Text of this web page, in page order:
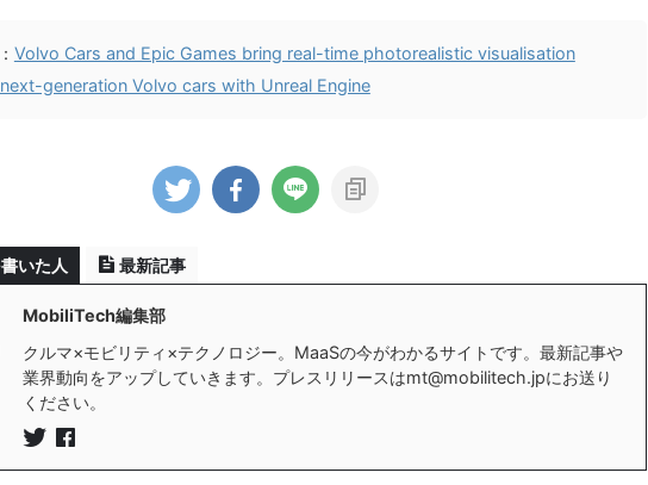
Volvo Cars and Epic Games bring real-time photorealistic visualisation
generation Volvo cars with Unreal Engine
いた人 最新記事
MobiliTech編集部
クルマ×モビリティ×テクノロジー。MaaSの今がわかるサイトです。最新記事や
業界動向をアップしていきます。プレスリリースはmt@mobilitech.jpにお送り
ください。